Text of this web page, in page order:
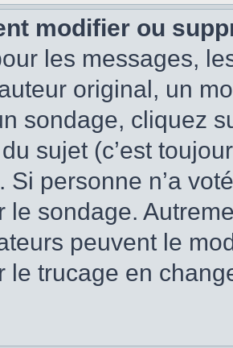
modifier ou
les messages,
original, un
sondage, cliquez
sujet (c’est
Si personne n’a
le sondage.
peuvent le
le trucage en